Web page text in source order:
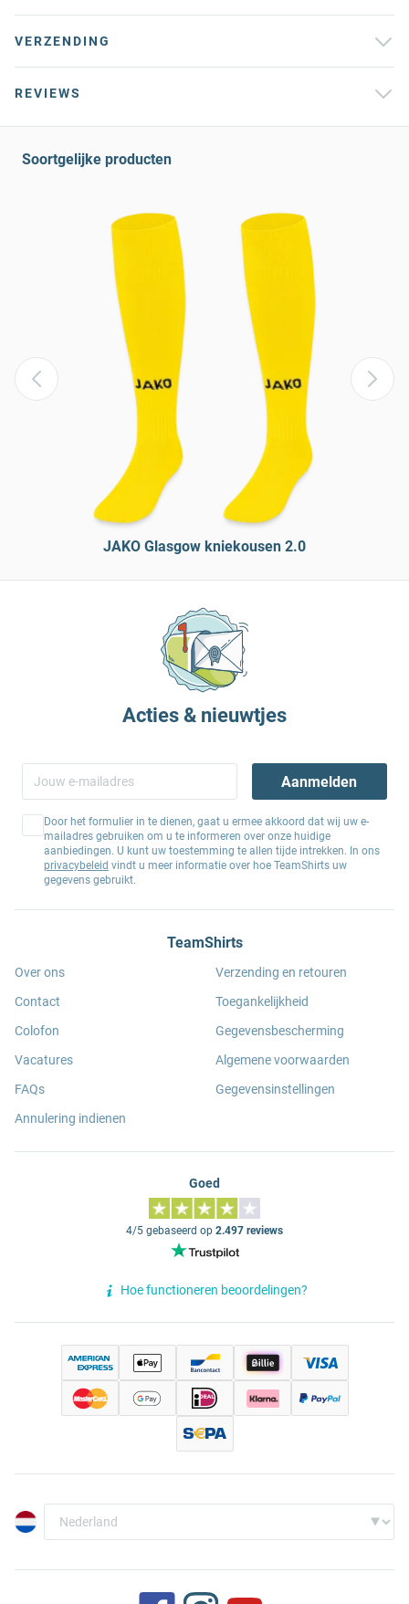
VERZENDING
REVIEWS
Soortgelijke producten
JAKO Glasgow kniekousen 2.0
Acties & nieuwtjes
Aanmelden
Door het formulier in te dienen, gaat u ermee akkoord dat wij uw e-
mailadres gebruiken om u te informeren over onze huidige
aanbiedingen. U kunt uw toestemming te allen tijde intrekken. In ons
privacybeleid vindt u meer informatie over hoe TeamShirts uw
gegevens gebruikt.
TeamShirts
Over ons
Contact
Colofon
Vacatures
FAQs
Annulering indienen
Verzending en retouren
Toegankelijkheid
Gegevensbescherming
Algemene voorwaarden
Gegevensinstellingen
Goed
4/5 gebaseerd op 2.497 reviews
Hoe functioneren beoordelingen?